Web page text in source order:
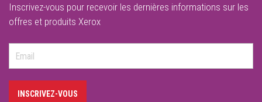
Inscrivez-vous pour recevoir les dernières informations sur les
offres et produits Xerox
INSCRIVEZ-VOUS